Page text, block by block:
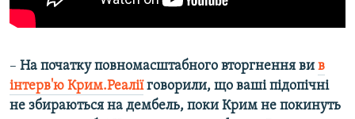
– На початку повномасштабного вторгнення ви в
інтерв'ю Крим.Реаліїговорили, що ваші підопічні
не збираються на дембель, поки Крим не покинуть